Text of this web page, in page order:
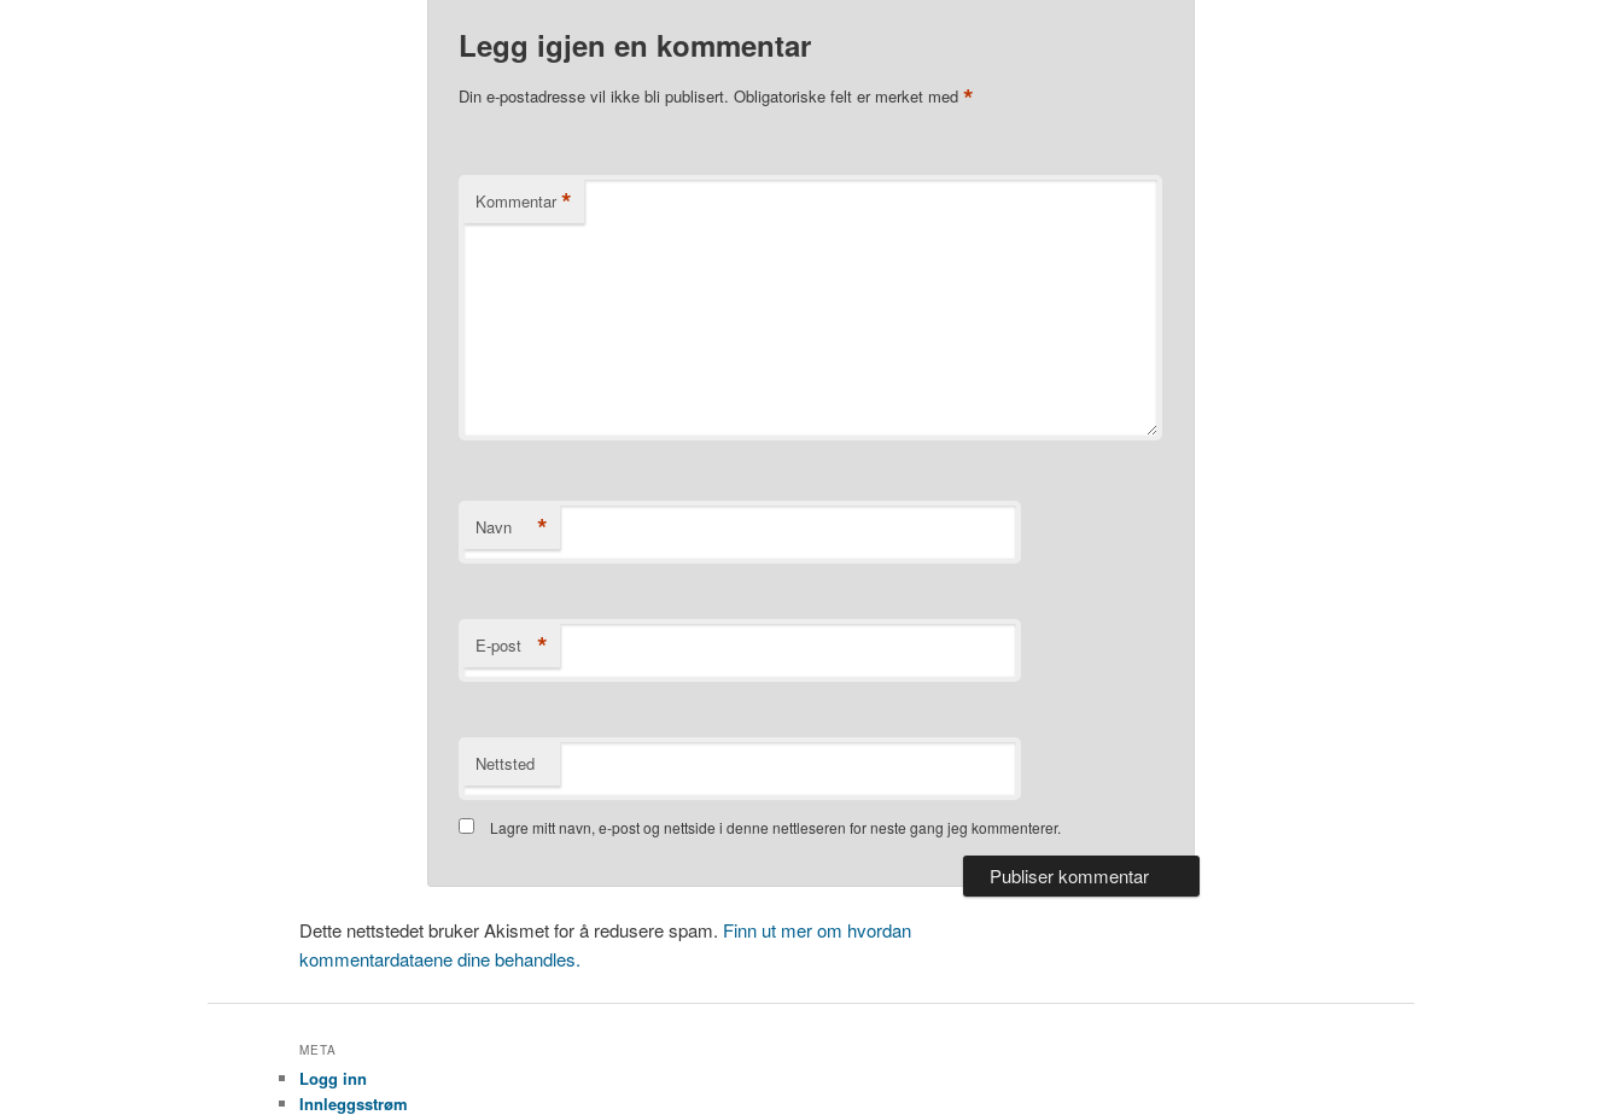
Legg igjen en kommentar
Din e-postadresse vil ikke bli publisert. Obligatoriske felt er merket med *
Kommentar *
Navn *
E-post *
Nettsted
Lagre mitt navn, e-post og nettside i denne nettleseren for neste gang jeg kommenterer.
Dette nettstedet bruker Akismet for å redusere spam. Finn ut mer om hvordan
kommentardataene dine behandles.
META
Logg inn
Innleggsstrøm